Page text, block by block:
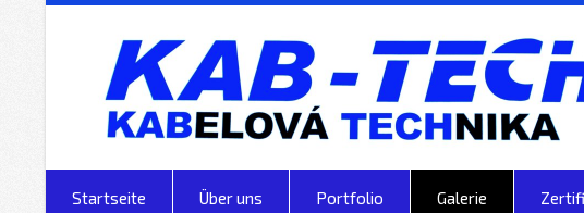
Startseite Über uns Portfolio Galerie